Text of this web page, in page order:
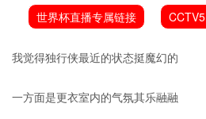
世界杯直播专属链接 CCTV5
我觉得独行侠最近的状态挺魔幻的
一方面是更衣室内的气氛其乐融融